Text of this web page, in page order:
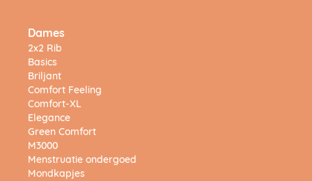
Dames
2x2 Rib
Basics
Briljant
Comfort Feeling
Comfort-XL
Elegance
Green Comfort
M3000
Menstruatie ondergoed
Mondkapjes